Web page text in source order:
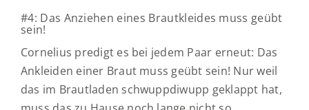
#4: Das Anziehen eines Brautkleides muss geübt
sein!
Cornelius predigt es bei jedem Paar erneut: Das
Ankleiden einer Braut muss geübt sein! Nur weil
das im Brautladen schwuppdiwupp geklappt hat,